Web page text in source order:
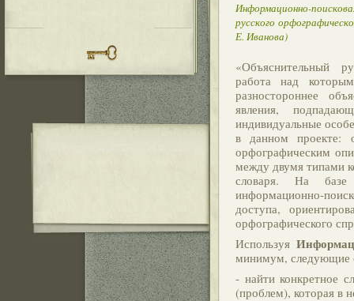
Информационно-
русского
Е. Иванова)
«Объяснительный
работа над
разностороннее
явления,
индивидуальные
в данном проекте:
орфографическим
между двумя типами
словаря. На базе
информационно-
доступа,
орфографического
Используя
минимум, следующие
- найти конкретное
(проблем), которая в